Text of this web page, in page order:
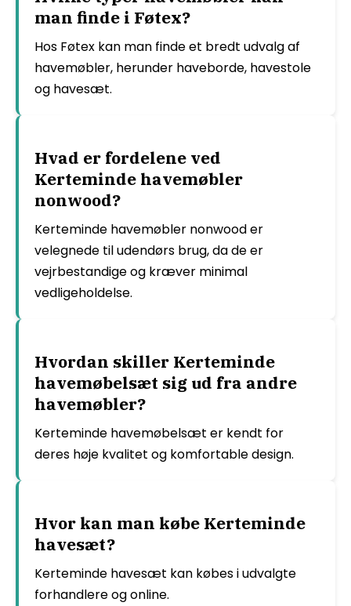
man finde i Føtex?
Hos Føtex kan man finde et bredt udvalg af
havemøbler, herunder haveborde, havestole
og havesæt.
Hvad er fordelene ved
Kerteminde havemøbler
nonwood?
Kerteminde havemøbler nonwood er
velegnede til udendørs brug, da de er
vejrbestandige og kræver minimal
vedligeholdelse.
Hvordan skiller Kerteminde
havemøbelsæt sig ud fra andre
havemøbler?
Kerteminde havemøbelsæt er kendt for
deres høje kvalitet og komfortable design.
Hvor kan man købe Kerteminde
havesæt?
Kerteminde havesæt kan købes i udvalgte
forhandlere og online.